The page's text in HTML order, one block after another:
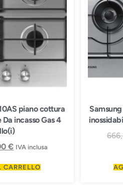
piano cottura
incasso Gas 4
€ IVA inclusa